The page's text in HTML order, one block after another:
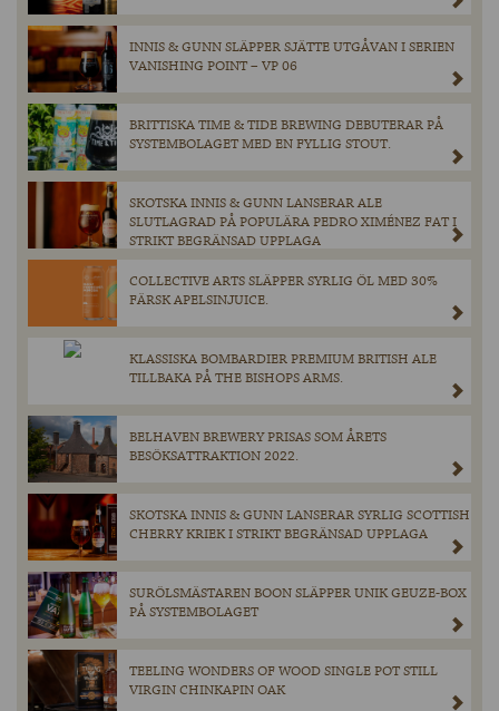
INNIS & GUNN SLÄPPER SJÄTTE UTGÅVAN I SERIEN
VANISHING POINT – VP 06
BRITTISKA TIME & TIDE BREWING DEBUTERAR PÅ
SYSTEMBOLAGET MED EN FYLLIG STOUT.
SKOTSKA INNIS & GUNN LANSERAR ALE
SLUTLAGRAD PÅ POPULÄRA PEDRO XIMÉNEZ FAT I
STRIKT BEGRÄNSAD UPPLAGA
COLLECTIVE ARTS SLÄPPER SYRLIG ÖL MED 30%
FÄRSK APELSINJUICE.
KLASSISKA BOMBARDIER PREMIUM BRITISH ALE
TILLBAKA PÅ THE BISHOPS ARMS.
BELHAVEN BREWERY PRISAS SOM ÅRETS
BESÖKSATTRAKTION 2022.
SKOTSKA INNIS & GUNN LANSERAR SYRLIG SCOTTISH
CHERRY KRIEK I STRIKT BEGRÄNSAD UPPLAGA
SURÖLSMÄSTAREN BOON SLÄPPER UNIK GEUZE-BOX
PÅ SYSTEMBOLAGET
TEELING WONDERS OF WOOD SINGLE POT STILL
VIRGIN CHINKAPIN OAK